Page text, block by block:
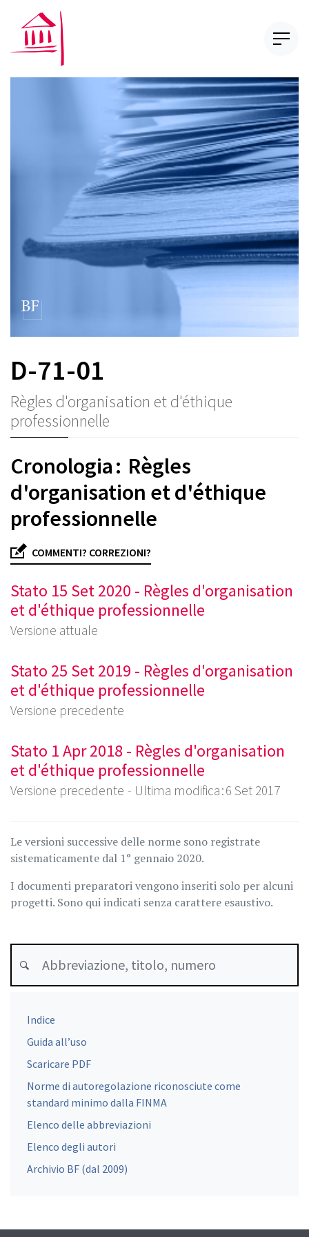
D-71-01
Règles d'organisation et d'éthique
professionnelle
Cronologia : Règles
d'organisation et d'éthique
professionnelle
COMMENTI? CORREZIONI?
Stato 15 Set 2020 - Règles d'organisation
et d'éthique professionnelle
Versione attuale
Stato 25 Set 2019 - Règles d'organisation
et d'éthique professionnelle
Versione precedente
Stato 1 Apr 2018 - Règles d'organisation
et d'éthique professionnelle
Versione precedente Ultima modifica : 6 Set 2017
Le versioni successive delle norme sono registrate
sistematicamente dal 1° gennaio 2020.
I documenti preparatori vengono inseriti solo per alcuni
progetti. Sono qui indicati senza carattere esaustivo.
Indice
Guida all’uso
Scaricare PDF
Norme di autoregolazione riconosciute come
standard minimo dalla FINMA
Elenco delle abbreviazioni
Elenco degli autori
Archivio BF (dal 2009)